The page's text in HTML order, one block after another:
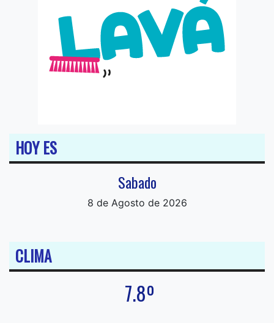
HOY ES
Sabado
8 de Agosto de 2026
CLIMA
7.8º